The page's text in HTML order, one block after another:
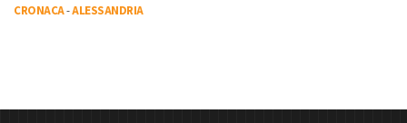
CRONACA-ALESSANDRIA